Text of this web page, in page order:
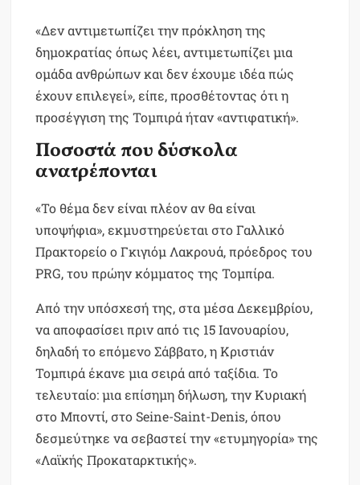
«Δεν αντιμετωπίζει την πρόκληση της
δημοκρατίας όπως λέει, αντιμετωπίζει μια
ομάδα ανθρώπων και δεν έχουμε ιδέα πώς
έχουν επιλεγεί», είπε, προσθέτοντας ότι η
προσέγγιση της Τομπιρά ήταν «αντιφατική».
Ποσοστά που δύσκολα
ανατρέπονται
«Το θέμα δεν είναι πλέον αν θα είναι
υποψήφια», εκμυστηρεύεται στο Γαλλικό
Πρακτορείο ο Γκιγιόμ Λακρουά, πρόεδρος του
PRG, του πρώην κόμματος της Τομπίρα.
Από την υπόσχεσή της, στα μέσα Δεκεμβρίου,
να αποφασίσει πριν από τις 15 Ιανουαρίου,
δηλαδή το επόμενο Σάββατο, η Κριστιάν
Τομπιρά έκανε μια σειρά από ταξίδια. Το
τελευταίο: μια επίσημη δήλωση, την Κυριακή
στο Μποντί, στο Seine-Saint-Denis, όπου
δεσμεύτηκε να σεβαστεί την «ετυμηγορία» της
«Λαϊκής Προκαταρκτικής».